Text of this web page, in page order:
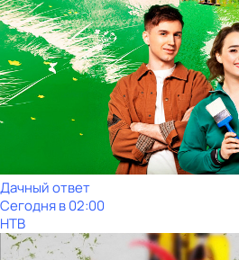
Дачный ответ
Сегодня в 02:00
НТВ